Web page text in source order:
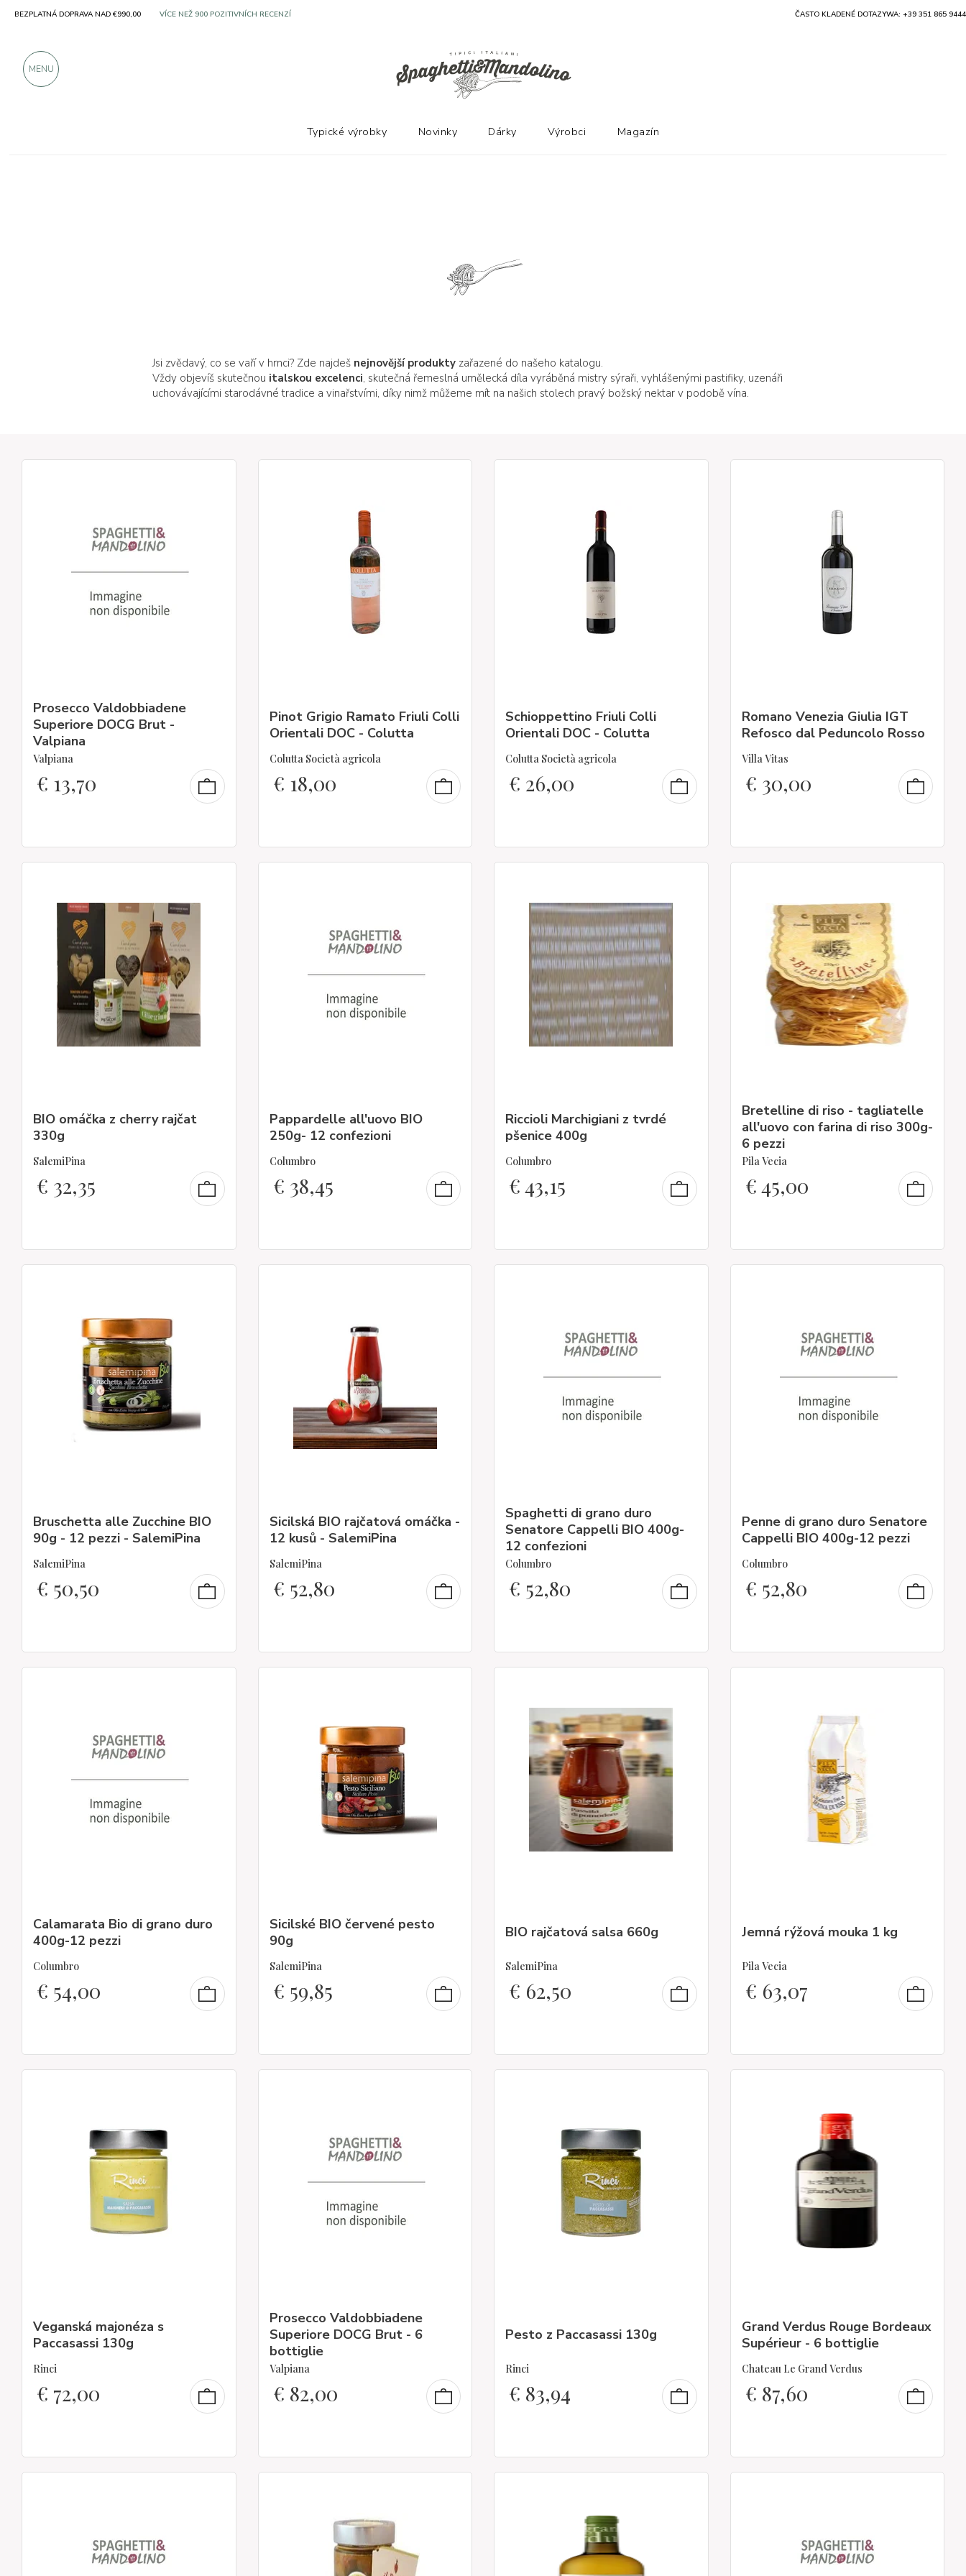
Jsi zvědavý, co se vaří v hrnci? Zde najdeš nejnovější produkty zařazené do našeho katalogu.
Vždy objevíš skutečnou italskou excelenci, skutečná řemeslná umělecká díla vyráběná mistry sýraři, vyhlášenými pastifiky, uzenáři
uchovávajícími starodávné tradice a vinařstvími, díky nimž můžeme mít na našich stolech pravý božský nektar v podobě vína.
Prosecco Valdobbiadene
Superiore DOCG Brut -
Valpiana
Valpiana
€ 13,70
Pinot Grigio Ramato Friuli Colli
Orientali DOC - Colutta
Colutta Società agricola
€ 18,00
Schioppettino Friuli Colli
Orientali DOC - Colutta
Colutta Società agricola
€ 26,00
Romano Venezia Giulia IGT
Refosco dal Peduncolo Rosso
Villa Vitas
€ 30,00
BIO omáčka z cherry rajčat
330g
SalemiPina
€ 32,35
Pappardelle all'uovo BIO
250g- 12 confezioni
Columbro
€ 38,45
Riccioli Marchigiani z tvrdé
pšenice 400g
Columbro
€43,15
Bretelline di riso - tagliatelle
all'uovo con farina di riso 300g-
6 pezzi
Pila Vecia
€45,00
Bruschetta alle Zucchine BIO
90g - 12 pezzi - SalemiPina
SalemiPina
€ 50,50
Sicilská BIO rajčatová omáčka -
12 kusů - SalemiPina
SalemiPina
€ 52,80
Spaghetti di grano duro
Senatore Cappelli BIO 400g-
12 confezioni
Columbro
€ 52,80
Penne di grano duro Senatore
Cappelli BIO 400g-12 pezzi
Columbro
€ 52,80
Calamarata Bio di grano duro
400g-12 pezzi
Columbro
€ 54,00
Sicilské BIO červené pesto
90g
SalemiPina
€ 59,85
BIO rajčatová salsa 660g
SalemiPina
€ 62,50
Jemná rýžová mouka 1 kg
Pila Vecia
€ 63,07
Veganská majonéza s
Paccasassi 130g
Rinci
€ 72,00
Prosecco Valdobbiadene
Superiore DOCG Brut - 6
bottiglie
Valpiana
€ 82,00
Pesto z Paccasassi 130g
Rinci
€ 83,94
Grand Verdus Rouge Bordeaux
Supérieur - 6 bottiglie
Chateau Le Grand Verdus
€ 87,60
BEZPLATNÁ DOPRAVA NAD €990,00 SOLO PRODUKTY OD VYNIKAJÍCÍCH VÝROBCŮ ČASTO KLADENÉ DOTAZYWA: +39 351 865 9444
MENU
Typické výrobky Novinky Dárky Výrobci Magazín